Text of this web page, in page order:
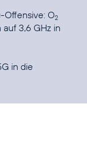
Offensive: O2
3,6 GHz in
in die